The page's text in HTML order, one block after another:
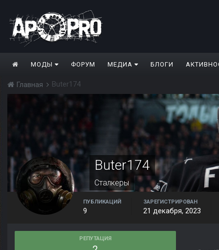
МОДЫ ФОРУМ МЕДИА БЛОГИ
Главная Buter174
Buter174
Сталкеры
ПУБЛИКАЦИЙ
9
ЗАРЕГИСТРИРОВАН
21 декабря, 2023
РЕПУТАЦИЯ